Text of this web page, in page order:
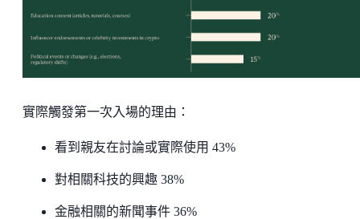
實際觸發第一次入場的理由：
看到親友在討論或實際使用 43%
對相關科技的興趣 38%
金融相關的新聞事件 36%